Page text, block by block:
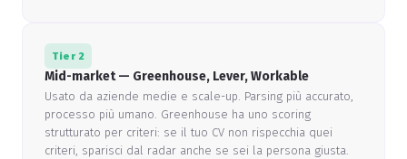
Tier 2
Mid-market — Greenhouse, Lever, Workable
Usato da aziende medie e scale-up. Parsing più accurato,
processo più umano. Greenhouse ha uno scoring
strutturato per criteri: se il tuo CV non rispecchia quei
criteri, sparisci dal radar anche se sei la persona giusta.